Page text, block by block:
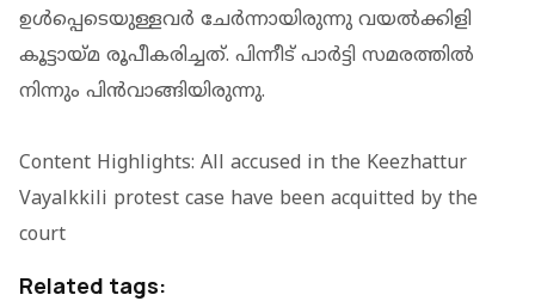
ഉൾപ്പെടെയുള്ളവർ ചേർന്നായിരുന്നു വയൽക്കിളി
കൂട്ടായ്മ രൂപീകരിച്ചത്. പിന്നീട് പാർട്ടി സമരത്തിൽ
നിന്നും പിൻവാങ്ങിയിരുന്നു.
Content Highlights: All accused in the Keezhattur
Vayalkkili protest case have been acquitted by the
court
Related tags: